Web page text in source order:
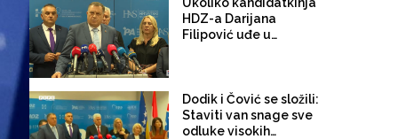
HDZ-a Darijana
Filipović uđe u
Dodik i Čović se složili:
Staviti van snage sve
odluke visokih